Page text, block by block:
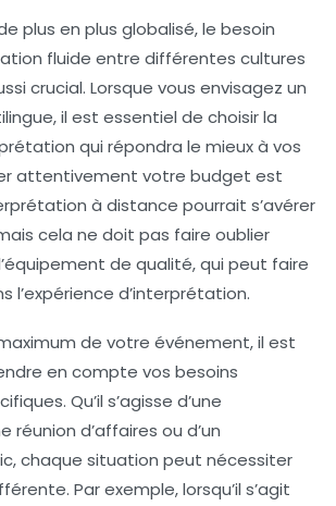
plus en plus globalisé, le besoin
fluide entre différentes cultures
crucial. Lorsque vous envisagez un
il est essentiel de choisir la
qui répondra le mieux à vos
attentivement votre budget est
à distance pourrait s’avérer
cela ne doit pas faire oublier
équipement de qualité, qui peut faire
l’expérience d’interprétation.
de votre événement, il est
en compte vos besoins
Qu’il s’agisse d’une
réunion d’affaires ou d’un
chaque situation peut nécessiter
Par exemple, lorsqu’il s’agit